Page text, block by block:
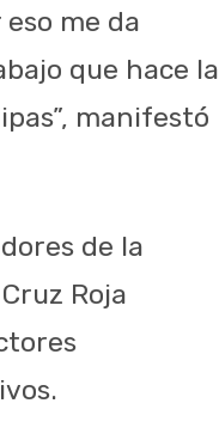
me da
que hace la
manifestó
de la
Roja